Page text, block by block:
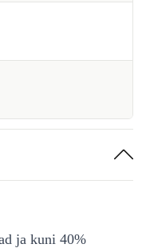
ja kuni 40%